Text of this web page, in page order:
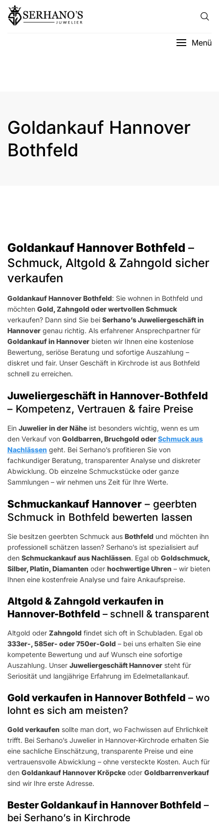
Menü
Goldankauf Hannover
Bothfeld
Goldankauf Hannover Bothfeld –
Schmuck, Altgold & Zahngold sicher
verkaufen
Goldankauf Hannover Bothfeld: Sie wohnen in Bothfeld und
möchten Gold, Zahngold oder wertvollen Schmuck
verkaufen? Dann sind Sie bei Serhano’s Juweliergeschäft in
Hannover genau richtig. Als erfahrener Ansprechpartner für
Goldankauf in Hannover bieten wir Ihnen eine kostenlose
Bewertung, seriöse Beratung und sofortige Auszahlung –
diskret und fair. Unser Geschäft in Kirchrode ist aus Bothfeld
schnell zu erreichen.
Juweliergeschäft in Hannover-Bothfeld
– Kompetenz, Vertrauen & faire Preise
Ein Juwelier in der Nähe ist besonders wichtig, wenn es um
den Verkauf von Goldbarren, Bruchgold oderSchmuck aus
Nachlässen geht. Bei Serhano’s profitieren Sie von
fachkundiger Beratung, transparenter Analyse und diskreter
Abwicklung. Ob einzelne Schmuckstücke oder ganze
Sammlungen – wir nehmen uns Zeit für Ihre Werte.
Schmuckankauf Hannover – geerbten
Schmuck in Bothfeld bewerten lassen
Sie besitzen geerbten Schmuck aus Bothfeld und möchten ihn
professionell schätzen lassen? Serhano’s ist spezialisiert auf
den Schmuckankauf aus Nachlässen. Egal ob Goldschmuck,
Silber, Platin, Diamanten oder hochwertige Uhren – wir bieten
Ihnen eine kostenfreie Analyse und faire Ankaufspreise.
Altgold & Zahngold verkaufen in
Hannover-Bothfeld – schnell & transparent
Altgold oder Zahngold findet sich oft in Schubladen. Egal ob
333er-, 585er- oder 750er-Gold – bei uns erhalten Sie eine
kompetente Bewertung und auf Wunsch eine sofortige
Auszahlung. Unser Juweliergeschäft Hannover steht für
Seriosität und langjährige Erfahrung im Edelmetallankauf.
Gold verkaufen in Hannover Bothfeld – wo
lohnt es sich am meisten?
Gold verkaufen sollte man dort, wo Fachwissen auf Ehrlichkeit
trifft. Bei Serhano’s Juwelier in Hannover-Kirchrode erhalten Sie
eine sachliche Einschätzung, transparente Preise und eine
vertrauensvolle Abwicklung – ohne versteckte Kosten. Auch für
den Goldankauf Hannover Kröpcke oder Goldbarrenverkauf
sind wir Ihre erste Adresse.
Bester Goldankauf in Hannover Bothfeld –
bei Serhano’s in Kirchrode